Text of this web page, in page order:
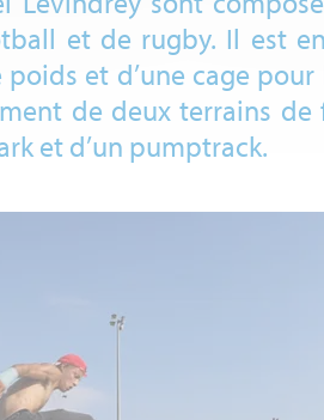
et de rugby. Il est
et d’une cage
de deux terrains
et d’un pumptrack.